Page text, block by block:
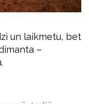
un laikmetu, bet
–